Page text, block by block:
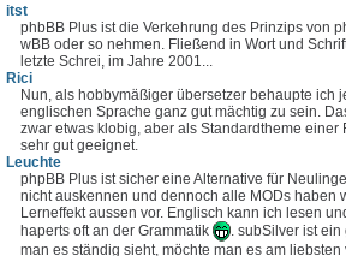
itst
phbBB Plus ist die Verkehrung des Prinzips von
wBB oder so nehmen. Fließend in Wort und
letzte Schrei, im Jahre 2001...
Rici
Nun, als hobbymäßiger übersetzer behaupte ich
englischen Sprache ganz gut mächtig zu sein.
zwar etwas klobig, aber als Standardtheme einer
sehr gut geeignet.
Leuchte
phpBB Plus ist sicher eine Alternative für
nicht auskennen und dennoch alle MODs haben
Lerneffekt aussen vor. Englisch kann ich lesen
haperts oft an der Grammatik
. subSilver ist
man es ständig sieht, möchte man es am